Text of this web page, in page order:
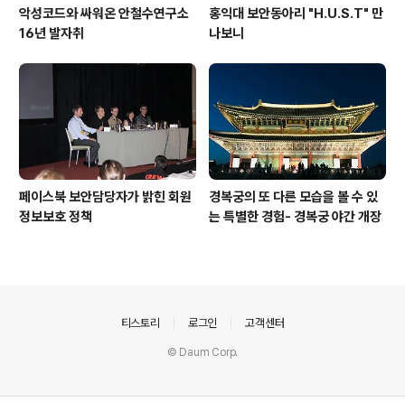
악성코드와 싸워온 안철수연구소
16년 발자취
홍익대 보안동아리 "H.U.S.T" 만
나보니
페이스북 보안담당자가 밝힌 회원
정보보호 정책
경복궁의 또 다른 모습을 볼 수 있
는 특별한 경험- 경복궁 야간 개장
티스토리 로그인 고객센터
© Daum Corp.